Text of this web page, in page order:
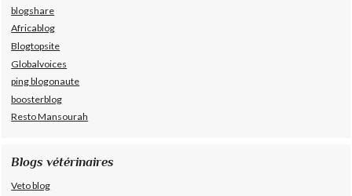
blogshare
Africablog
Blogtopsite
Globalvoices
ping blogonaute
boosterblog
Resto Mansourah
Blogs vétérinaires
Veto blog